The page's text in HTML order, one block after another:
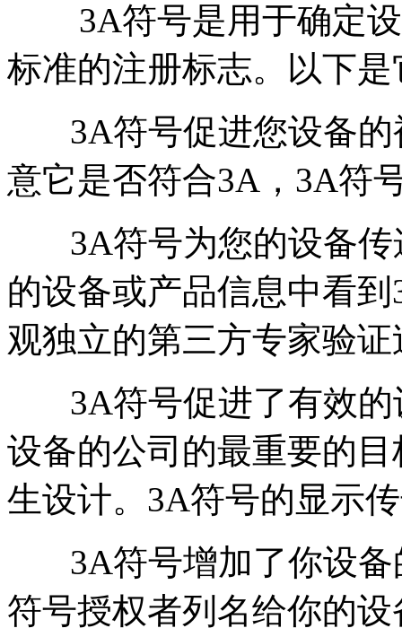
3A符号是用于确定设
标准的注册标志。以下
3A符号促进您设备的
意它是否符合3A，3A符
3A符号为您的设备传
的设备或产品信息中看
观独立的第三方专家验
3A符号促进了有效的
设备的公司的最重要的
生设计。3A符号的显示
3A符号增加了你设备
符号授权者列名给你的